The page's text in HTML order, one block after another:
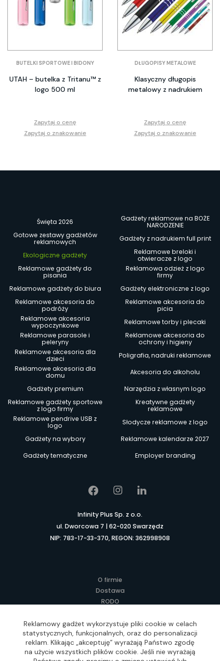
BUTELKI SPORTOWE I BIDONY
UTAH – butelka z Tritanu™ z
logo 500 ml
Zapytaj o cenę
Zapytaj o znakowanie
DŁUGOPISY METALOWE
Klasyczny długopis
metalowy z nadrukiem
Zapytaj o cenę
Zapytaj o znakowanie
Święta 2026
Gadżety reklamowe na BOŻE
NARODZENIE
Gotowe zestawy gadżetów
reklamowych
Gadżety z nadrukiem full print
Ekologiczne gadżety
Reklamowe breloki i
otwieracze z logo
Reklamowe gadżety do
pisania
Reklamowa odzież z logo
firmy
Reklamowe gadżety do biura
Gadżety elektroniczne z logo
Reklamowe akcesoria do
podróży
Reklamowe akcesoria do
picia
Reklamowe akcesoria
wypoczynkowe
Reklamowe torby i plecaki
Reklamowe parasole i
peleryny
Reklamowe akcesoria do
ochrony i higieny
Reklamowe akcesoria dla
dzieci
Poligrafia, nadruki reklamowe
Reklamowe akcesoria dla
domu
Akcesoria do alkoholu
Gadżety premium
Narzędzia z własnym logo
Reklamowe gadżety sportowe
z logo firmy
Kreatywne gadżety
reklamowe
Reklamowe pendrive USB z
logo
Słodycze reklamowe z logo
Gadżety na wybory
Reklamowe kalendarze 2027
Gadżety tematyczne
Employer branding
Infinity Plus Sp. z o.o.
ul. Dworcowa 7 | 62-020 Swarzędz
NIP: 783-17-33-370, REGON: 362998908
O firmie
Dostawa
RODO
Regulamin
Lokalne Gadżety Reklamowe
Jak zamawiać?
Słownik pojęć
Reklamowy gadżet wykorzystuje pliki cookie w celach
statystycznych, funkcjonalnych, oraz do personalizacji
reklam. Klikając „akceptuję” wyrażają Państwo zgodę
na użycie wszystkich plików cookie. Jeśli nie wyrażają